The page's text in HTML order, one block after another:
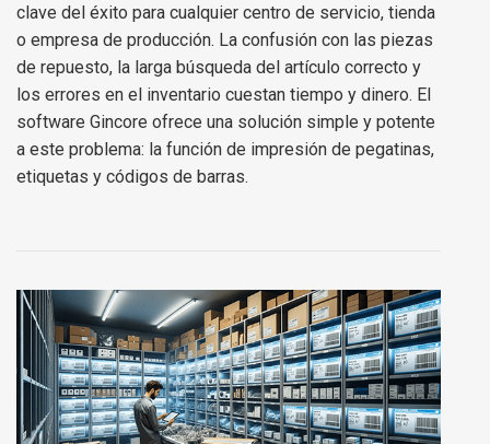
clave del éxito para cualquier centro de servicio, tienda
o empresa de producción. La confusión con las piezas
de repuesto, la larga búsqueda del artículo correcto y
los errores en el inventario cuestan tiempo y dinero. El
software Gincore ofrece una solución simple y potente
a este problema: la función de impresión de pegatinas,
etiquetas y códigos de barras.